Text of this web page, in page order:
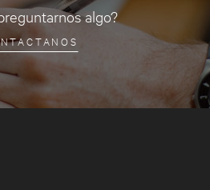
algo?